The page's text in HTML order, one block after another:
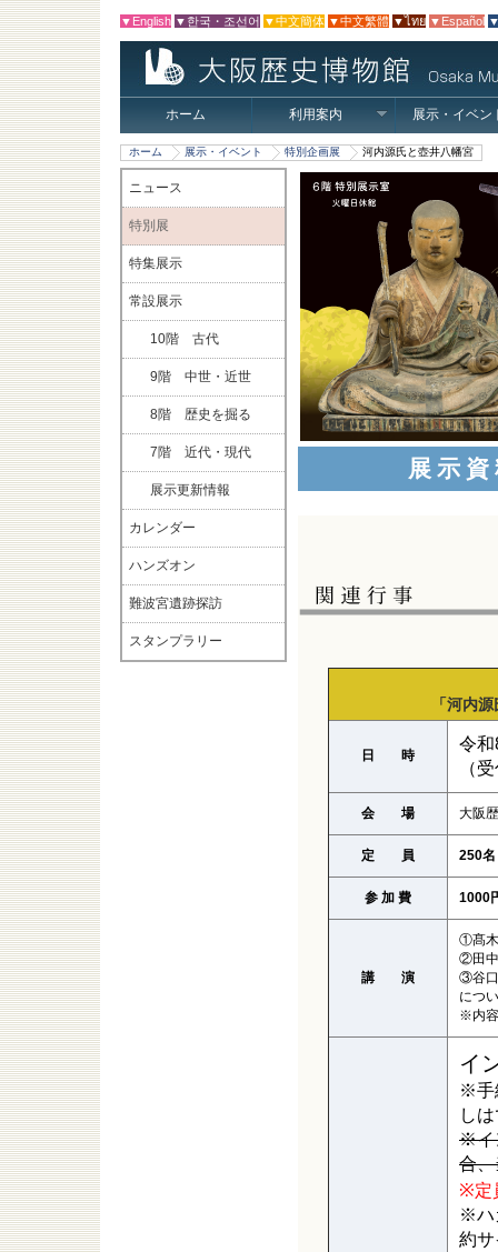
▼English ▼한국・조선어 ▼中文簡体 ▼中文繁體 ▼ไทย ▼Español
ホーム 利用案内 展示・イベン
ホーム 展示・イベント 特別企画展 河内源氏と壺井八幡宮
ニュース
特別展
特集展示
常設展示
10階 古代
9階 中世・近世
8階 歴史を掘る
7階 近代・現代
展示更新情報
カレンダー
ハンズオン
難波宮遺跡探訪
スタンプラリー
展示
「河内
日 時
令
（
会 場 大阪
定 員 250名
参 加 費 1000
講 演
①髙木
②田中
③谷口
につ
※内容
イ
※手
し
※イ
合
※定
※ハ
約